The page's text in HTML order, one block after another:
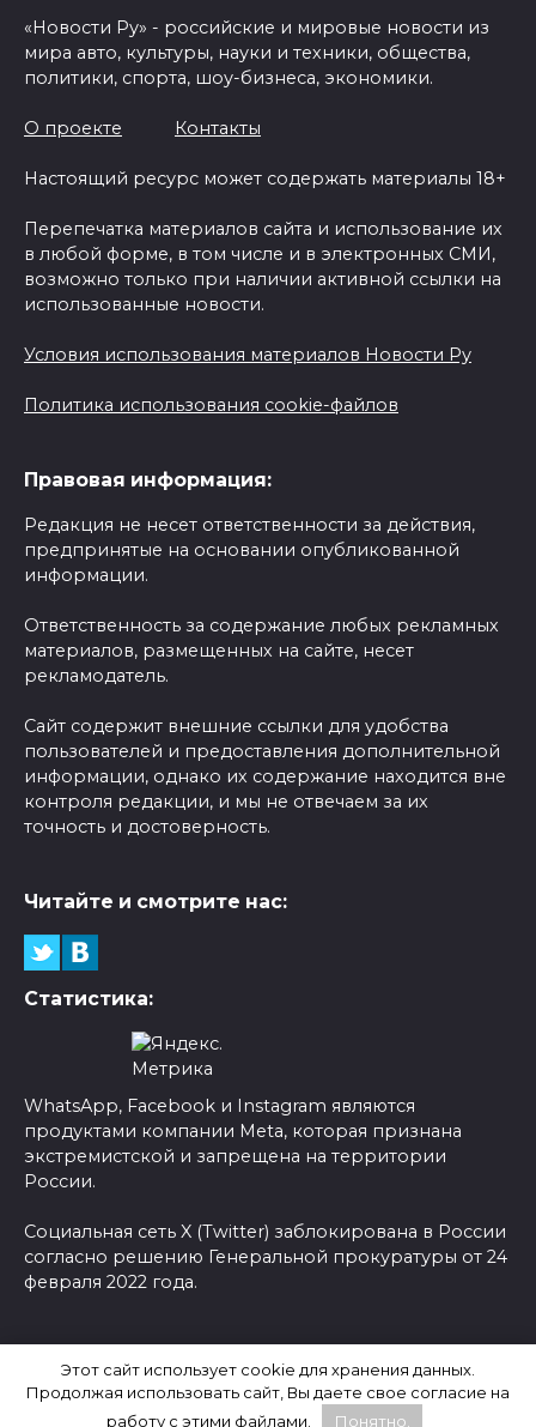
«Новости Ру» - российские и мировые новости из
мира авто, культуры, науки и техники, общества,
политики, спорта, шоу-бизнеса, экономики.
О проекте Контакты
Настоящий ресурс может содержать материалы 18+
Перепечатка материалов сайта и использование их
в любой форме, в том числе и в электронных СМИ,
возможно только при наличии активной ссылки на
использованные новости.
Условия использования материалов Новости Ру
Политика использования cookie-файлов
Правовая информация:
Редакция не несет ответственности за действия,
предпринятые на основании опубликованной
информации.
Ответственность за содержание любых рекламных
материалов, размещенных на сайте, несет
рекламодатель.
Сайт содержит внешние ссылки для удобства
пользователей и предоставления дополнительной
информации, однако их содержание находится вне
контроля редакции, и мы не отвечаем за их
точность и достоверность.
Читайте и смотрите нас:
Статистика:
WhatsApp, Facebook и Instagram являются
продуктами компании Meta, которая признана
экстремистской и запрещена на территории
России.
Социальная сеть X (Twitter) заблокирована в России
согласно решению Генеральной прокуратуры от 24
февраля 2022 года.
Последние новости России
Этот сайт использует cookie для хранения данных.
Продолжая использовать сайт, Вы даете свое согласие на
работу с этими файлами.
Понятно.